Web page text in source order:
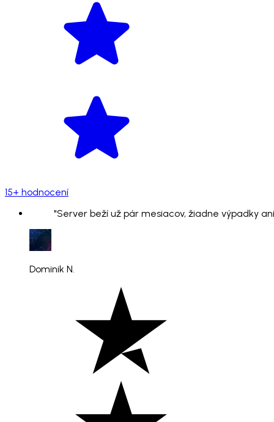
15+ hodnocení
"Server beží už pár mesiacov, žiadne výpadky
Dominik N.